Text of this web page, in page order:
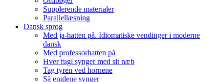
Supplerende materialer
Parallellæsning
Dansk sprog
Med ja-hatten på. Idiomatiske vendinger i moderne
dansk
Med professorhatten på
Hver fugl synger med sit næb
Tag tyren ved hornene
Så englene synger